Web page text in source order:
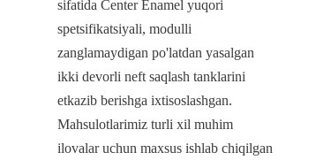
sifatida Center Enamel yuqori
spetsifikatsiyali, modulli
zanglamaydigan po'latdan yasalgan
ikki devorli neft saqlash tanklarini
etkazib berishga ixtisoslashgan.
Mahsulotlarimiz turli xil muhim
ilovalar uchun maxsus ishlab chiqilgan